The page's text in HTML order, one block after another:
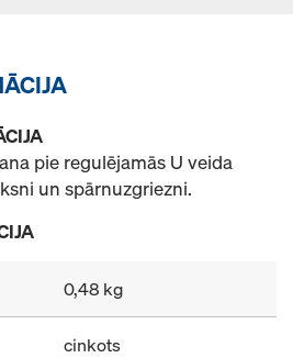
pie regulējamās U veida
un spārnuzgriezni.
0,48 kg
cinkots